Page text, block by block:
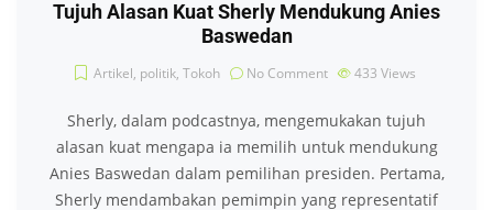
Tujuh Alasan Kuat Sherly Mendukung Anies
Baswedan
Artikel, politik, Tokoh No Comment 433 Views
Sherly, dalam podcastnya, mengemukakan tujuh
alasan kuat mengapa ia memilih untuk mendukung
Anies Baswedan dalam pemilihan presiden. Pertama,
Sherly mendambakan pemimpin yang representatif